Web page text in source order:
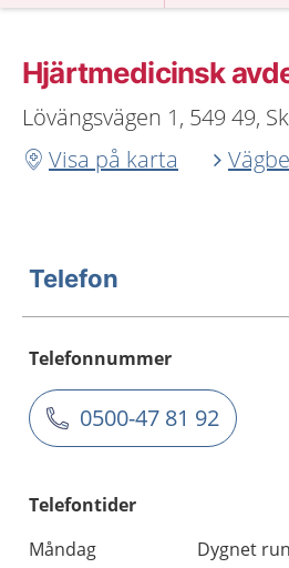
Hjärtmedicinsk
Lövängsvägen 1, 549 49,
Visa på karta
Telefon
Telefonnummer
0500-47 81 92
Telefontider
Måndag
Dygnet